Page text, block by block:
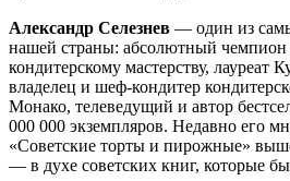
Александр Селезнев — один из
нашей страны: абсолютный чемпион
кондитерскому мастерству, лауреат
владелец и шеф-кондитер
Монако, телеведущий и автор
000 000 экземпляров. Недавно его
«Советские торты и пирожные»
— в духе советских книг, которые